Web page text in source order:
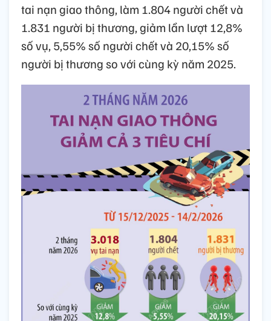
tai nạn giao thông, làm 1.804 người chết và
1.831 người bị thương, giảm lần lượt 12,8%
số vụ, 5,55% số người chết và 20,15% số
người bị thương so với cùng kỳ năm 2025.